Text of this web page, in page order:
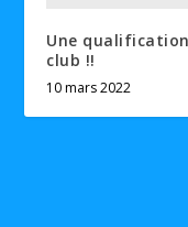
Une
club !!
10 mars 2022